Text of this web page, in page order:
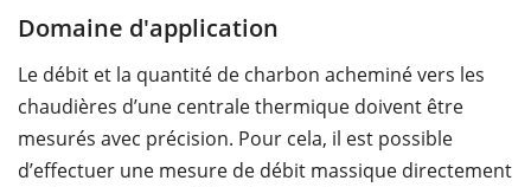
Domaine d'application
Le débit et la quantité de charbon acheminé vers les
chaudières d’une centrale thermique doivent être
mesurés avec précision. Pour cela, il est possible
d’effectuer une mesure de débit massique directement